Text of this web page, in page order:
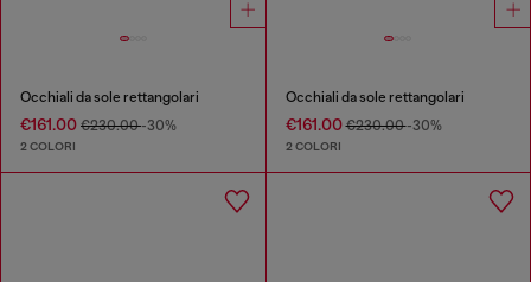
Occhiali da sole rettangolari
€161.00 €230.00-30%
2 COLORI
Occhiali da sole rettangolari
€161.00€230.00-30%
2 COLORI